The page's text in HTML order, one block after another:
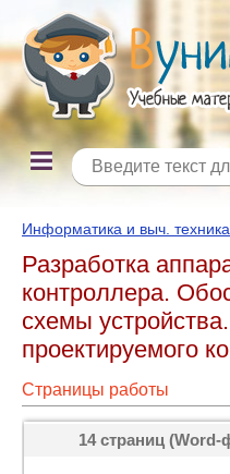
Информатика и выч. техника
Разработка
контроллера.
схемы
проектируемого
Страницы работы
14 страниц